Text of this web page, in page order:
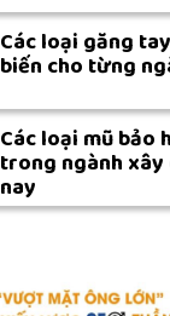
Các loại găng
biến cho từng
Các loại mũ bảo
trong ngành
nay